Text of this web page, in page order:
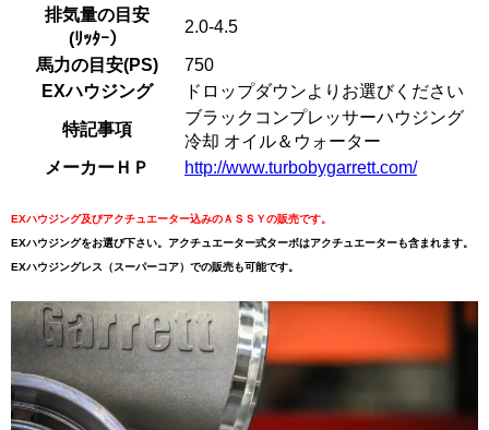
排気量の目安
(ﾘｯﾀｰ）
2.0-4.5
馬力の目安(PS)
750
EXハウジング
ドロップダウンよりお選びください
特記事項
ブラックコンプレッサーハウジング
冷却 オイル＆ウォーター
メーカーＨＰ
http://www.turbobygarrett.com/
EXハウジング及びアクチュエーター込みのＡＳＳＹの販売です。
EXハウジングをお選び下さい。アクチュエーター式ターボはアクチュエーターも含まれます。
EXハウジングレス（スーパーコア）での販売も可能です。